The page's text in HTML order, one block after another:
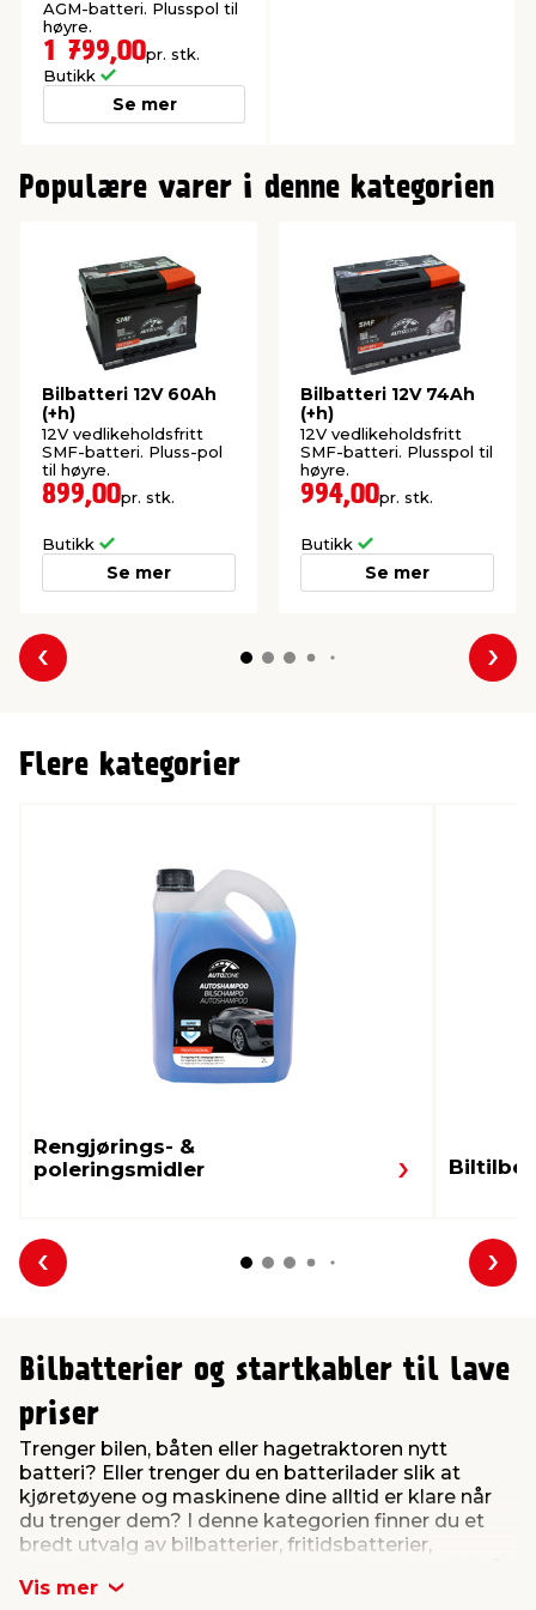
AGM-batteri. Plusspol til
høyre.
1 799,00pr. stk.
Butikk
Se mer
Populære varer i denne kategorien
Bilbatteri 12V 60Ah
(+h)
12V vedlikeholdsfritt
SMF-batteri. Pluss-pol
til høyre.
899,00pr. stk.
Butikk
Se mer
Bilbatteri 12V 74Ah
(+h)
12V vedlikeholdsfritt
SMF-batteri. Plusspol til
høyre.
994,00pr. stk.
Butikk
Se mer
Forrige
Flere kategorier
Rengjørings- &
poleringsmidler
Forrige
Bilbatterier og startkabler til lave
priser
Trenger bilen, båten eller hagetraktoren nytt
batteri? Eller trenger du en batterilader slik at
kjøretøyene og maskinene dine alltid er klare når
du trenger dem? I denne kategorien finner du et
bredt utvalg av bilbatterier, fritidsbatterier,
holde strøm på alt.
Vis mer